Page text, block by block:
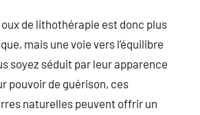
de lithothérapie est donc plus
mais une voie vers l’équilibre
soyez séduit par leur apparence
pouvoir de guérison, ces
naturelles peuvent offrir un